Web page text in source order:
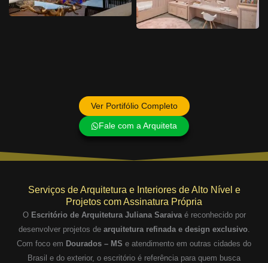
Ver Portifólio Completo
Fale com a Arquiteta
Serviços de Arquitetura e Interiores de Alto Nível e
Projetos com Assinatura Própria
O Escritório de Arquitetura Juliana Saraivaé reconhecido por
desenvolver projetos de arquitetura refinada e design exclusivo.
Com foco em Dourados – MS e atendimento em outras cidades do
Brasil e do exterior, o escritório é referência para quem busca